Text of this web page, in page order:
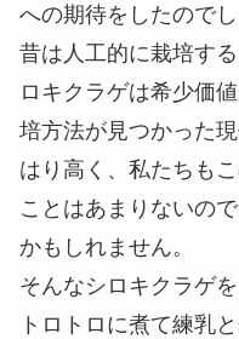
への期待をしたので
昔は人工的に栽培す
ロキクラゲは希少価
培方法が見つかった
はり高く、私たちも
ことはあまりないの
かもしれません。
そんなシロキクラゲ
トロトロに煮て練乳